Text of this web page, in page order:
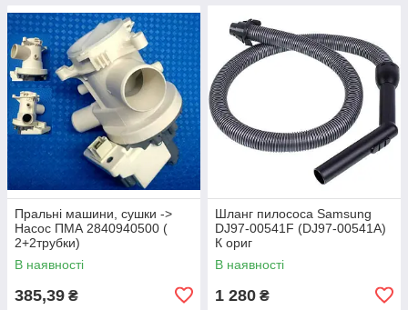
Пральні машини, сушки ->
Насос ПМА 2840940500 (
2+2трубки)
В наявності
385,39 ₴
Шланг пилососа Samsung
DJ97-00541F (DJ97-00541A)
К ориг
В наявності
1 280 ₴